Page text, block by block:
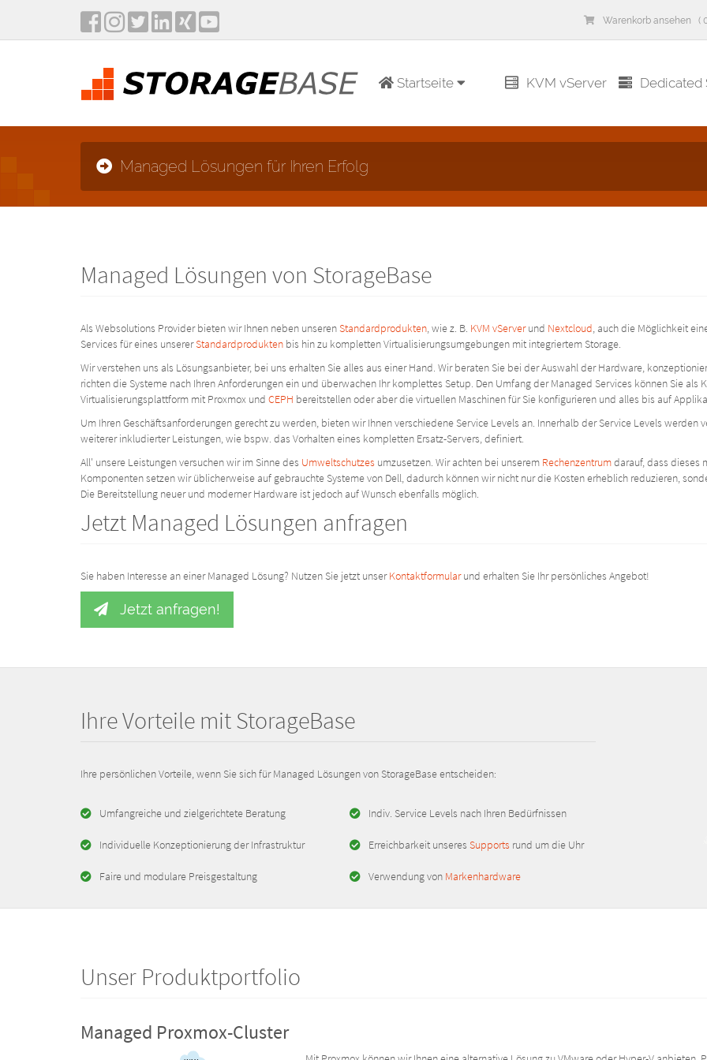
Warenkorb ansehen (
Startseite KVM vServer Dedicated
Managed Lösungen für Ihren Erfolg
Managed Lösungen von StorageBase
Als Websolutions Provider bieten wir Ihnen neben unserenStandardprodukten, wie z. B. KVM vServerund Nextcloud, auch die Möglichkeit
Services für eines unsererStandardprodukten bis hin zu kompletten Virtualisierungsumgebungen mit integriertem Storage.
Wir verstehen uns als Lösungsanbieter, bei uns erhalten Sie alles aus einer Hand. Wir beraten Sie bei der Auswahl der Hardware,
richten die Systeme nach Ihren Anforderungen ein und überwachen Ihr komplettes Setup. Den Umfang der Managed Services können Sie
Virtualisierungsplattform mit Proxmox und CEPH bereitstellen oder aber die virtuellen Maschinen für Sie konfigurieren und alles bis auf
Um Ihren Geschäftsanforderungen gerecht zu werden, bieten wir Ihnen verschiedene Service Levels an. Innerhalb der Service Levels werden
weiterer inkludierter Leistungen, wie bspw. das Vorhalten eines kompletten Ersatz-Servers, definiert.
All' unsere Leistungen versuchen wir im Sinne des Umweltschutzes umzusetzen. Wir achten bei unserem Rechenzentrumdarauf, dass dieses
Komponenten setzen wir üblicherweise auf gebrauchte Systeme von Dell, dadurch können wir nicht nur die Kosten erheblich reduzieren,
Die Bereitstellung neuer und moderner Hardware ist jedoch auf Wunsch ebenfalls möglich.
Jetzt Managed Lösungen anfragen
Sie haben Interesse an einer Managed Lösung? Nutzen Sie jetzt unserKontaktformularund erhalten Sie Ihr persönliches Angebot!
Jetzt anfragen!
Ihre Vorteile mit StorageBase
Ihre persönlichen Vorteile, wenn Sie sich für Managed Lösungen von StorageBase entscheiden:
Umfangreiche und zielgerichtete Beratung
Individuelle Konzeptionierung der Infrastruktur
Faire und modulare Preisgestaltung
Indiv. Service Levels nach Ihren Bedürfnissen
Erreichbarkeit unseresSupports rund um die Uhr
Verwendung von Markenhardware
Unser Produktportfolio
Managed Proxmox-Cluster